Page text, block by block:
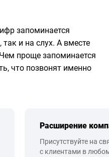
запоминается
и на слух. А вместе
проще запоминается
что позвонят именно
Расширение
Присутствуйте на
с клиентами в